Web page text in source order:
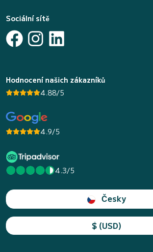
Sociální sítě
Hodnocení našich zákazníků
4.88/5
4.9/5
4.3/5
Česky
$ (USD)